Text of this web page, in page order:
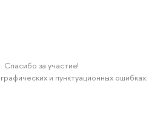
за участие!
и пунктуационных ошибках.